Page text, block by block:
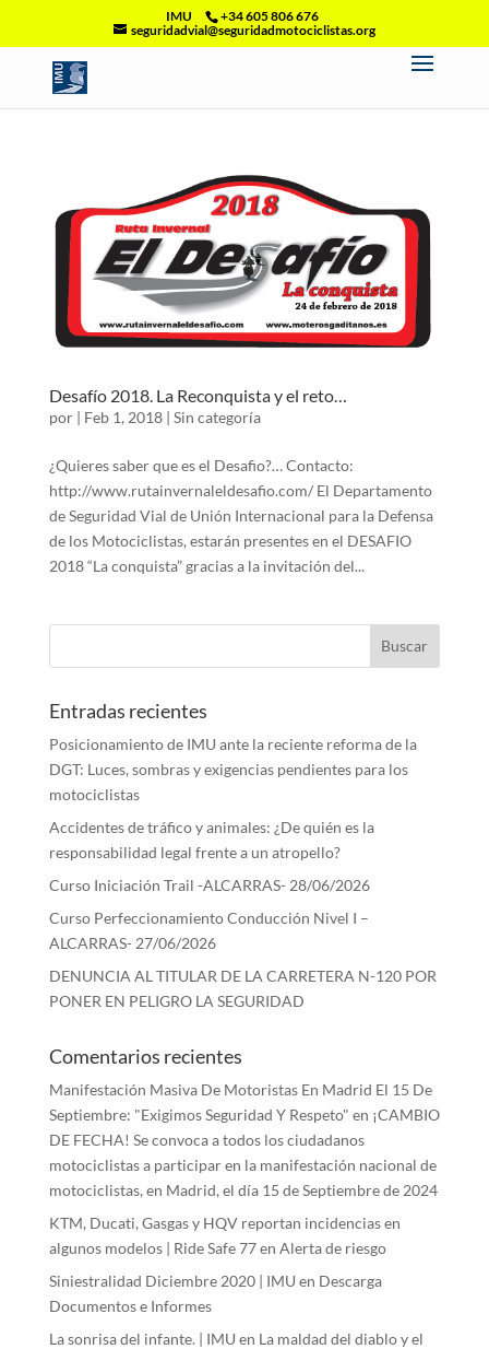
IMU
+34 605 806 676
seguridadvial@seguridadmotociclistas.org
Desafío 2018. La Reconquista y el reto…
por | Feb 1, 2018| Sin categoría
¿Quieres saber que es el Desafio?… Contacto:
http://www.rutainvernaleldesafio.com/ El Departamento
de Seguridad Vial de Unión Internacional para la Defensa
de los Motociclistas, estarán presentes en el DESAFIO
2018 “La conquista” gracias a la invitación del...
Entradas recientes
Posicionamiento de IMU ante la reciente reforma de la
DGT: Luces, sombras y exigencias pendientes para los
motociclistas
Accidentes de tráfico y animales: ¿De quién es la
responsabilidad legal frente a un atropello?
Curso Iniciación Trail -ALCARRAS- 28/06/2026
Curso Perfeccionamiento Conducción Nivel I –
ALCARRAS- 27/06/2026
DENUNCIA AL TITULAR DE LA CARRETERA N-120 POR
PONER EN PELIGRO LA SEGURIDAD
Comentarios recientes
Manifestación Masiva De Motoristas En Madrid El 15 De
Septiembre: "Exigimos Seguridad Y Respeto" en ¡CAMBIO
DE FECHA! Se convoca a todos los ciudadanos
motociclistas a participar en la manifestación nacional de
motociclistas, en Madrid, el día 15 de Septiembre de 2024
KTM, Ducati, Gasgas y HQV reportan incidencias en
algunos modelos | Ride Safe 77en Alerta de riesgo
Siniestralidad Diciembre 2020 | IMU en Descarga
Documentos e Informes
La sonrisa del infante. | IMU en La maldad del diablo y el